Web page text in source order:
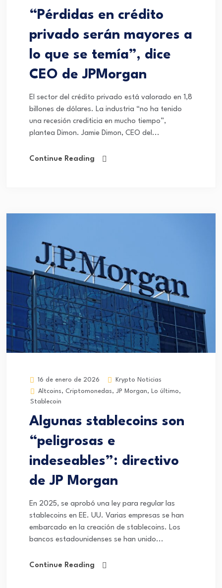
“Pérdidas en crédito
privado serán mayores a
lo que se temía”, dice
CEO de JPMorgan
El sector del crédito privado está valorado en 1,8
billones de dólares. La industria “no ha tenido
una recesión crediticia en mucho tiempo”,
plantea Dimon. Jamie Dimon, CEO del...
Continue Reading
16 de enero de 2026
Krypto Noticias
Altcoins, Criptomonedas, JP Morgan, Lo último,
Stablecoin
Algunas stablecoins son
“peligrosas e
indeseables”: directivo
de JP Morgan
En 2025, se aprobó una ley para regular las
stablecoins en EE. UU. Varias empresas se han
embarcado en la creación de stablecoins. Los
bancos estadounidenses se han unido...
Continue Reading